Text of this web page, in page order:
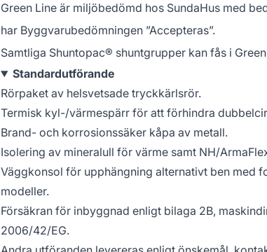
Green Line är miljöbedömd hos SundaHus med
har Byggvarubedömningen ”Accepteras”.
Samtliga Shuntopac® shuntgrupper kan fås i
Standardutförande
Rörpaket av helsvetsade tryckkärlsrör.
Termisk kyl-/värmespärr för att förhindra
Brand- och korrosionssäker kåpa av metall.
Isolering av mineralull för värme samt NH/
Väggkonsol för upphängning alternativt ben med
modeller.
Försäkran för inbyggnad enligt bilaga 2B,
2006/42/EG.